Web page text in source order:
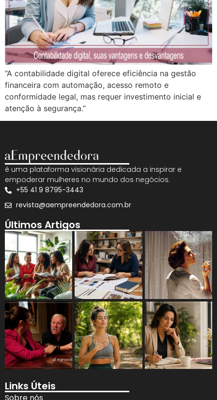
“A contabilidade digital oferece eficiência na gestão
financeira com automação, acesso remoto e
conformidade legal, mas requer investimento inicial e
atenção à segurança.”
é uma plataforma visionária dedicada a inspirar e
empoderar mulheres no mundo dos negócios.
+55 41 9 8795-3443
revista@aempreendedora.com.br
Últimos Artigos
Links Úteis